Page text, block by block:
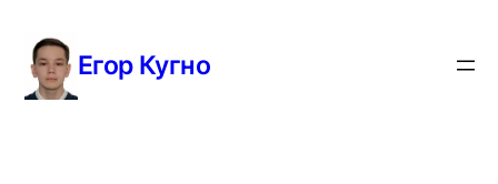
содержимому
Егор Кугно